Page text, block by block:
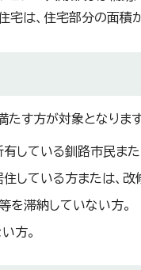
宅は、住宅部分の面積
す方が対象となります
している釧路市民ま
している方または、改
滞納していない方。
方。